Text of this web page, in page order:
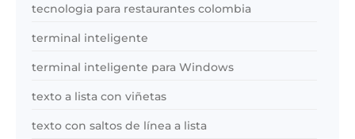
tecnologia para restaurantes colombia
terminal inteligente
terminal inteligente para Windows
texto a lista con viñetas
texto con saltos de línea a lista